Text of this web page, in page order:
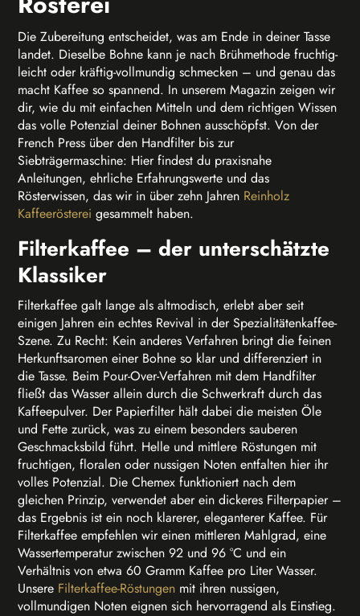
Die Zubereitung entscheidet, was am Ende in deiner Tasse
landet. Dieselbe Bohne kann je nach Brühmethode fruchtig-
leicht oder kräftig-vollmundig schmecken – und genau das
macht Kaffee so spannend. In unserem Magazin zeigen wir
dir, wie du mit einfachen Mitteln und dem richtigen Wissen
das volle Potenzial deiner Bohnen ausschöpfst. Von der
French Press über den Handfilter bis zur
Siebträgermaschine: Hier findest du praxisnahe
Anleitungen, ehrliche Erfahrungswerte und das
Rösterwissen, das wir in über zehn Jahren Reinholz
Kaffeerösterei gesammelt haben.
Filterkaffee – der unterschätzte
Klassiker
Filterkaffee galt lange als altmodisch, erlebt aber seit
einigen Jahren ein echtes Revival in der Spezialitätenkaffee-
Szene. Zu Recht: Kein anderes Verfahren bringt die feinen
Herkunftsaromen einer Bohne so klar und differenziert in
die Tasse. Beim Pour-Over-Verfahren mit dem Handfilter
fließt das Wasser allein durch die Schwerkraft durch das
Kaffeepulver. Der Papierfilter hält dabei die meisten Öle
und Fette zurück, was zu einem besonders sauberen
Geschmacksbild führt. Helle und mittlere Röstungen mit
fruchtigen, floralen oder nussigen Noten entfalten hier ihr
volles Potenzial. Die Chemex funktioniert nach dem
gleichen Prinzip, verwendet aber ein dickeres Filterpapier –
das Ergebnis ist ein noch klarerer, eleganterer Kaffee. Für
Filterkaffee empfehlen wir einen mittleren Mahlgrad, eine
Wassertemperatur zwischen 92 und 96 °C und ein
Verhältnis von etwa 60 Gramm Kaffee pro Liter Wasser.
Unsere Filterkaffee-Röstungen mit ihren nussigen,
vollmundigen Noten eignen sich hervorragend als Einstieg.